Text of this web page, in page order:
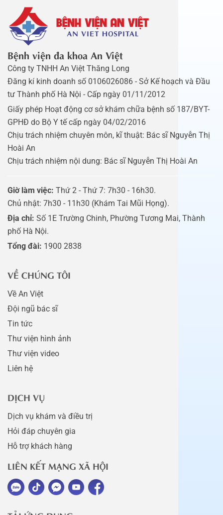
Bệnh viện đa khoa An Việt
Công ty TNHH An Việt Thăng Long
Đăng kí kinh doanh số 0106026086 - Sở Kế hoạch và Đầu
tư Thành phố Hà Nội - Cấp ngày 01/11/2012
Giấy phép Hoạt động cơ sở khám chữa bệnh số 187/BYT-
GPHĐ do Bộ Y tế cấp ngày 04/02/2016
Chịu trách nhiệm chuyên môn, kĩ thuật: Bác sĩ Nguyễn Thị
Hoài An
Chịu trách nhiệm nội dung: Bác sĩ Nguyễn Thị Hoài An
Giờ làm việc: Thứ 2 - Thứ 7: 7h30 - 16h30.
Chủ nhật: 7h30 - 11h30 (Khám Tai Mũi Họng).
Địa chỉ: Số 1E Trường Chinh, Phường Tương Mai, Thành
phố Hà Nội.
Tổng đài: 1900 2838
VỀ CHÚNG TÔI
Về An Việt
Đội ngũ bác sĩ
Tin tức
Thư viện hình ảnh
Thư viện video
Liên hệ
DỊCH VỤ
Dịch vụ khám và điều trị
Hỏi đáp chuyên gia
Hỗ trợ khách hàng
LIÊN KẾT MẠNG XÃ HỘI